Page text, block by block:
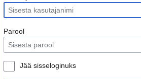
Parool
Jää sisseloginuks